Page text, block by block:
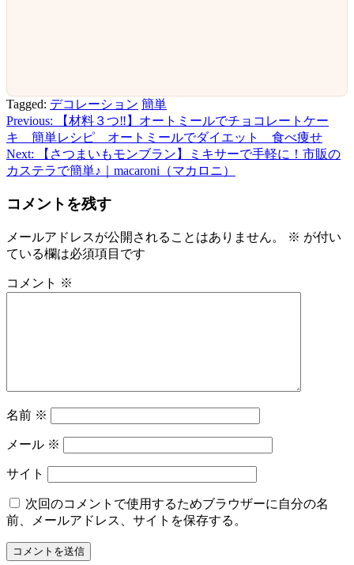
Tagged: デコレーション 簡単
投
稿
ナ
ビ
ー
シ
Previous:
【材料３つ‼︎】オートミールでチョコレートケー
キ 簡単レシピ オートミールでダイエット 食べ痩せ
Next:
【さつまいもモンブラン】ミキサーで手軽に！市販の
カステラで簡単♪｜macaroni（マカロニ）
コメントを残す
メールアドレスが公開されることはありません。 ※ が付い
ている欄は必須項目です
コメント ※
名前 ※
メール ※
サイト
次回のコメントで使用するためブラウザーに自分の名
前、メールアドレス、サイトを保存する。